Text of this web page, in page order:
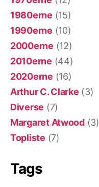
1980erne (15)
1990erne (10)
2000erne (12)
2010erne (44)
2020erne (16)
Arthur C. Clarke (3)
Diverse (7)
Margaret Atwood(3)
Topliste (7)
Tags